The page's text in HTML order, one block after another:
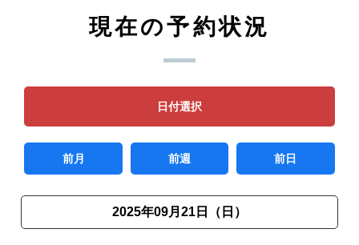
現在の予約状況
日付選択
前月 前週 前日
2025年09月21日（日）